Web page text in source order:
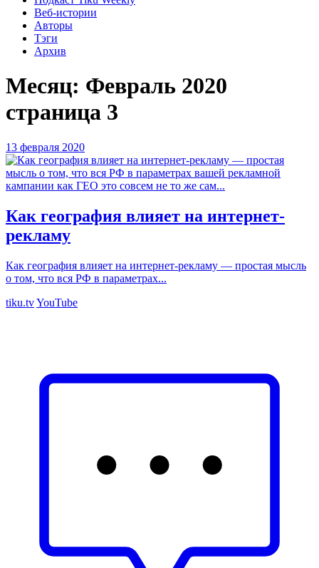
Веб-истории
Авторы
Тэги
Архив
Месяц: Февраль 2020
страница 3
13 февраля 2020
Как география влияет на интернет-
рекламу
Как география влияет на интернет-рекламу — простая мысль
о том, что вся РФ в параметрах...
tiku.tvYouTube